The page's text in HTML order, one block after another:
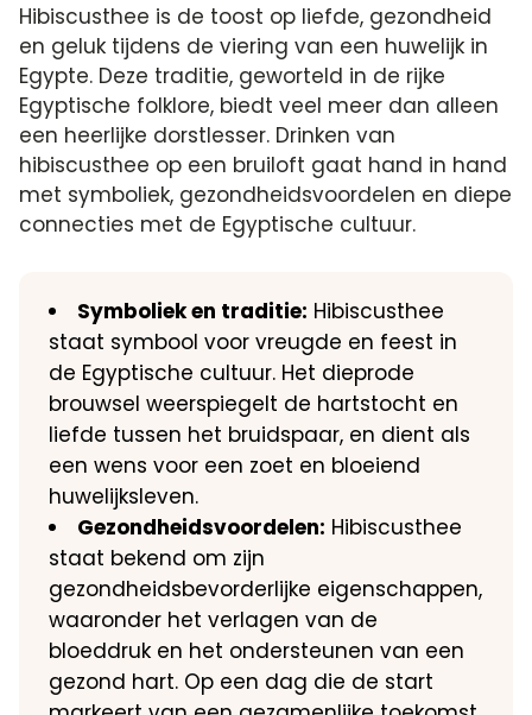
Hibiscusthee is de toost op liefde, gezondheid
en geluk tijdens de viering van een huwelijk in
Egypte. Deze traditie, geworteld in de rijke
Egyptische folklore, biedt veel meer dan alleen
een heerlijke dorstlesser. Drinken van
hibiscusthee op een bruiloft gaat hand in hand
met symboliek, gezondheidsvoordelen en diepe
connecties met de Egyptische cultuur.
Symboliek en traditie: Hibiscusthee
staat symbool voor vreugde en feest in
de Egyptische cultuur. Het dieprode
brouwsel weerspiegelt de hartstocht en
liefde tussen het bruidspaar, en dient als
een wens voor een zoet en bloeiend
huwelijksleven.
Gezondheidsvoordelen: Hibiscusthee
staat bekend om zijn
gezondheidsbevorderlijke eigenschappen,
waaronder het verlagen van de
bloeddruk en het ondersteunen van een
gezond hart. Op een dag die de start